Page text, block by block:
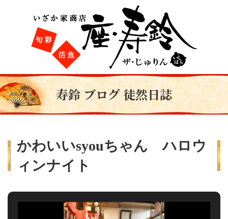
寿鈴 ブログ 徒然日誌
かわいいsyouちゃん ハロウ
ィンナイト